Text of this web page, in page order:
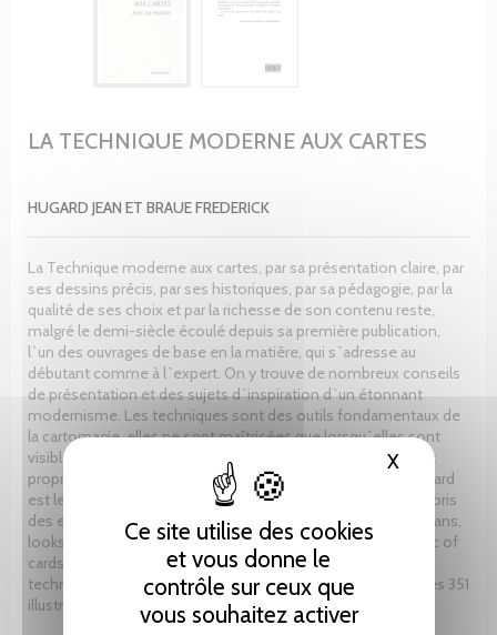
Ce site utilise des cookies
et vous donne le
contrôle sur ceux que
vous souhaitez activer
XMasquer
LA TECHNIQUE MODERNE AUX CARTES
HUGARD JEAN ET BRAUE FREDERICK
La Technique moderne aux cartes, par sa présentation claire, par
ses dessins précis, par ses historiques, par sa pédagogie, par la
qualité de ses choix et par la richesse de son contenu reste,
malgré le demi-siècle écoulé depuis sa première publication,
l`un des ouvrages de base en la matière, qui s`adresse au
débutant comme à l`expert. On y trouve de nombreux conseils
de présentation et des sujets d`inspiration d`un étonnant
modernisme. Les techniques sont des outils fondamentaux de
la cartomagie, elles ne sont maîtrisées que lorsqu`elles sont
visibles et insoupçonnables, ce n`est qu`alors qu`elles sont
propres à générer des miracles. Et l`ouvrage de Braue et Hugard
est le maître en la matière. Ce livre est toujours l`un des favoris
des experts aux cartes. 40 This study, written by two magicians,
looks at the modern techniques of the domain of the magic of
cards. It looks at the gathering of cards and at the different
techniques to hold them in your hands. This volume includes 351
illustrations and a great number of useful explanations.